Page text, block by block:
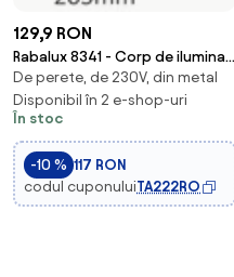
129,9 RON
Rabalux 8341 - Corp de iluminat
perete exterior MILANO
1xE27/60W/230V
De perete, de 230V, din metal
Disponibil în 2 e-shop-uri
În stoc
-10 % 117 RON
codul cuponuluiTA222RO